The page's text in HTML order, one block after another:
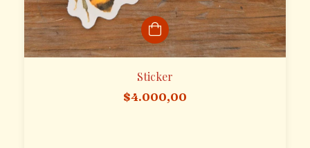
Sticker
$4.000,00